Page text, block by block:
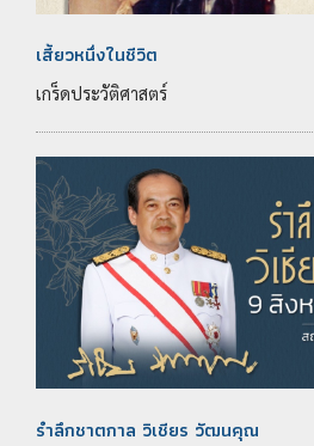
เสี้ยวหนึ่งในชีวิต
เกร็ดประวัติศาสตร์
รำลึกชาตกาล วิเชียร วัฒนคุณ